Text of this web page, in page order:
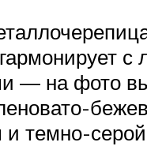
— на фото
темно-серой